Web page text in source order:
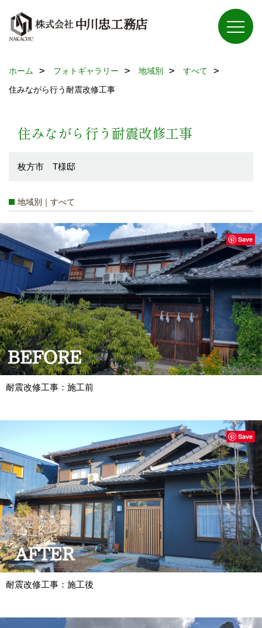
ホーム フォトギャラリー 地域別
すべて
住みながら行う耐震改修工事
住みながら行う耐震改修工事
枚方市 T様邸
地域別｜すべて
耐震改修工事：施工前
Save
耐震改修工事：施工後
Save